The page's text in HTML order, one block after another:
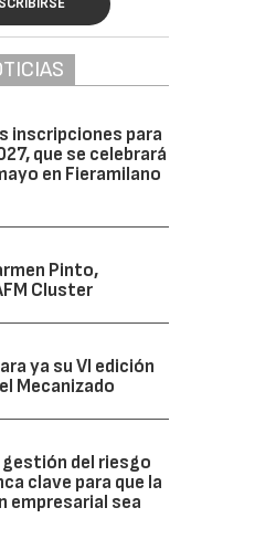
inscripciones para
que se celebrará
en Fieramilano
Pinto,
Cluster
ya su VI edición
Mecanizado
gestión del riesgo
clave para que la
empresarial sea